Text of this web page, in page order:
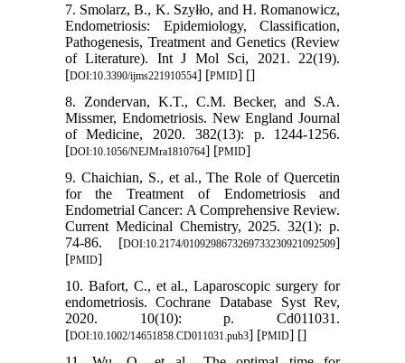
7. Smolarz, B., K. Szyłło, and H. Romanowicz,
Endometriosis: Epidemiology, Classification,
Pathogenesis, Treatment and Genetics (Review
of Literature). Int J Mol Sci, 2021. 22(19).
[DOI:10.3390/ijms221910554] [PMID] []
8. Zondervan, K.T., C.M. Becker, and S.A.
Missmer, Endometriosis. New England Journal
of Medicine, 2020. 382(13): p. 1244-1256.
[DOI:10.1056/NEJMra1810764] [PMID]
9. Chaichian, S., et al., The Role of Quercetin
for the Treatment of Endometriosis and
Endometrial Cancer: A Comprehensive Review.
Current Medicinal Chemistry, 2025. 32(1): p.
74-86. [DOI:10.2174/0109298673269733230921092509]
[PMID]
10. Bafort, C., et al., Laparoscopic surgery for
endometriosis. Cochrane Database Syst Rev,
2020. 10(10): p. Cd011031.
[DOI:10.1002/14651858.CD011031.pub3] [PMID] []